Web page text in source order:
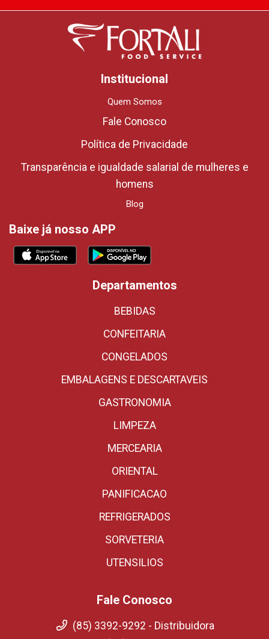
Institucional
Quem Somos
Fale Conosco
Política de Privacidade
Transparência e igualdade salarial de mulheres e
homens
Blog
Baixe já nosso APP
Departamentos
BEBIDAS
CONFEITARIA
CONGELADOS
EMBALAGENS E DESCARTAVEIS
GASTRONOMIA
LIMPEZA
MERCEARIA
ORIENTAL
PANIFICACAO
REFRIGERADOS
SORVETERIA
UTENSILIOS
Fale Conosco
(85) 3392-9292 - Distribuidora